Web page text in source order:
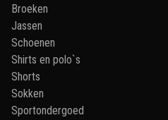
Broeken
Jassen
Schoenen
Shirts en polo`s
Shorts
Sokken
Sportondergoed